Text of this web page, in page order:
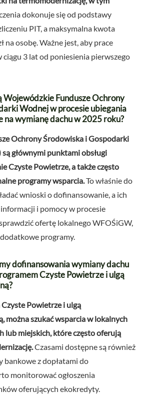
dokonuje się od podstawy
PIT, a maksymalna kwota
na osobę. Ważne jest, aby prace
ciągu 3 lat od poniesienia pierwszego
Fundusze Ochrony
Wodnej w procesie ubiegania
na wymianę dachu w 2025 roku?
Ochrony Środowiska i Gospodarki
głównymi punktami obsługi
Czyste Powietrze, a także często
programy wsparcia.To właśnie do
wnioski o dofinansowanie, a ich
i pomocy w procesie
ofertę lokalnego WFOŚiGW,
programy.
dofinansowania wymiany dachu
Czyste Powietrze i ulgą
Powietrze i ulgą
można szukać wsparcia w lokalnych
lub miejskich, które często oferują
Czasami dostępne są również
bankowe z dopłatami do
monitorować ogłoszenia
oferujących ekokredyty.